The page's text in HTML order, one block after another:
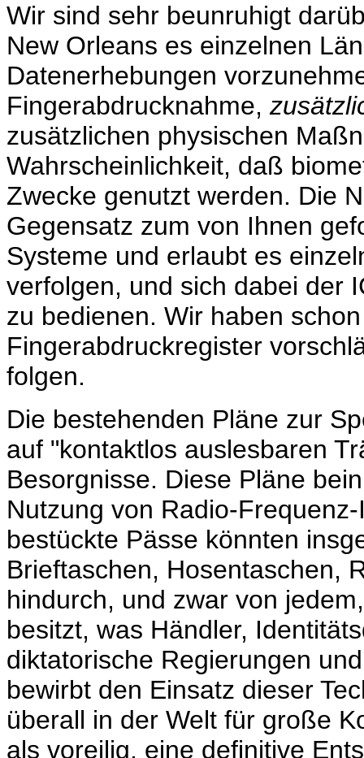
Wir sind sehr beunruhigt
New Orleans es einzelnen
Datenerhebungen
Fingerabdrucknahme,
zusätzlichen physischen
Wahrscheinlichkeit, daß
Zwecke genutzt werden. Die
Gegensatz zum von Ihnen
Systeme und erlaubt es
verfolgen, und sich dabei der
zu bedienen. Wir haben
Fingerabdruckregister
folgen.
Die bestehenden Pläne zur
auf "kontaktlos auslesbaren
Besorgnisse. Diese Pläne
Nutzung von Radio-
bestückte Pässe könnten
Brieftaschen, Hosentaschen,
hindurch, und zwar von
besitzt, was Händler,
diktatorische Regierungen
bewirbt den Einsatz dieser
überall in der Welt für große
als voreilig, eine definitive